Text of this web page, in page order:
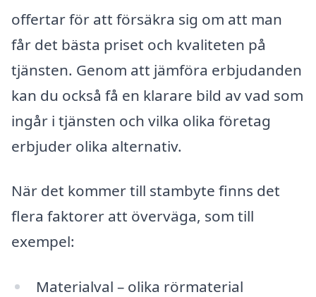
offertar för att försäkra sig om att man
får det bästa priset och kvaliteten på
tjänsten. Genom att jämföra erbjudanden
kan du också få en klarare bild av vad som
ingår i tjänsten och vilka olika företag
erbjuder olika alternativ.
När det kommer till stambyte finns det
flera faktorer att överväga, som till
exempel:
Materialval – olika rörmaterial